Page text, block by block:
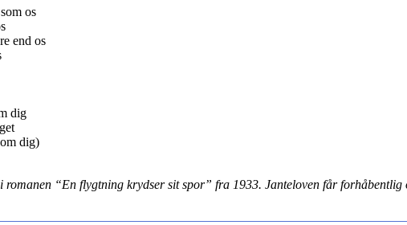
os
end os
dig
dig)
romanen “En flygtning krydser sit spor” fra 1933. Janteloven får